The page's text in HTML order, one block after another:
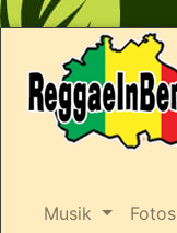
Musik
Fotos